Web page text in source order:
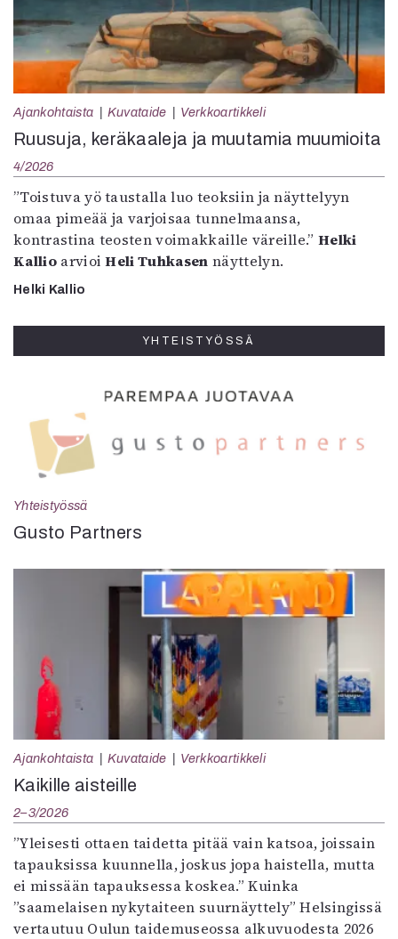
Ajankohtaista Kuvataide Verkkoartikkeli
Ruusuja, keräkaaleja ja muutamia muumioita
4/2026
”Toistuva yö taustalla luo teoksiin ja näyttelyyn
omaa pimeää ja varjoisaa tunnelmaansa,
kontrastina teosten voimakkaille väreille.”Helki
KallioarvioiHeli Tuhkasen näyttelyn.
Helki Kallio
YHTEISTYÖSSÄ
Yhteistyössä
Gusto Partners
Ajankohtaista Kuvataide Verkkoartikkeli
Kaikille aisteille
2–3/2026
”Yleisesti ottaen taidetta pitää vain katsoa, joissain
tapauksissa kuunnella, joskus jopa haistella, mutta
ei missään tapauksessa koskea.” Kuinka
”saamelaisen nykytaiteen suurnäyttely” Helsingissä
vertautuu Oulun taidemuseossa alkuvuodesta 2026